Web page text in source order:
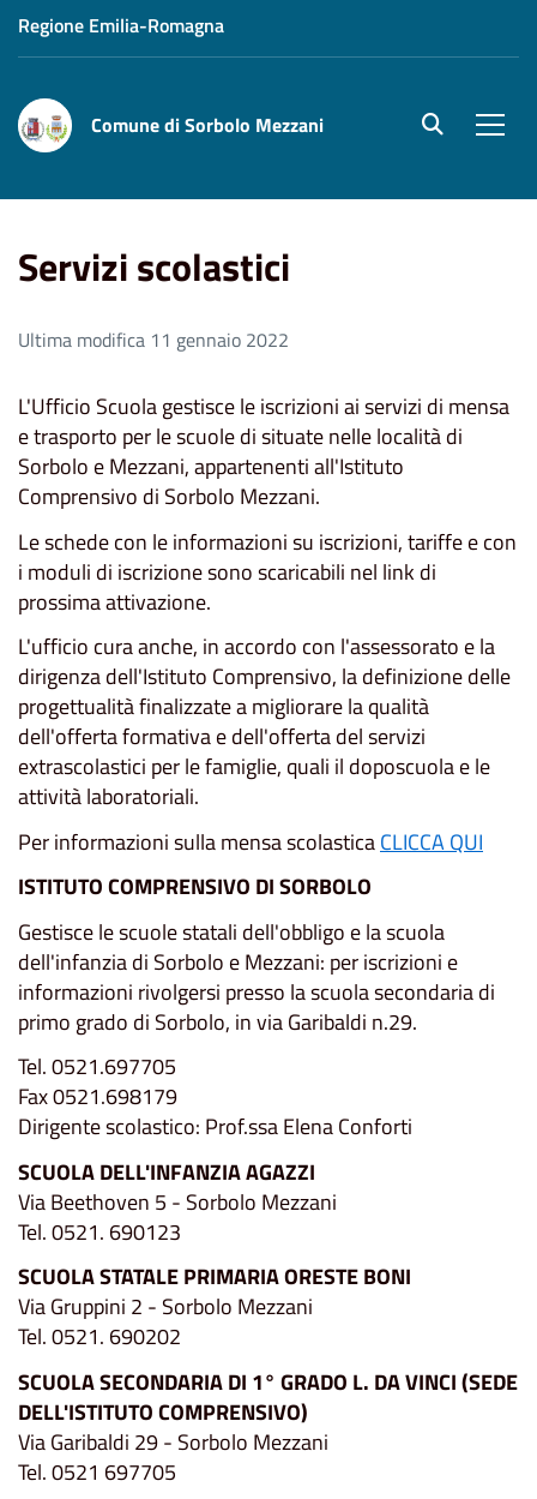
Regione Emilia-Romagna
Comune di Sorbolo Mezzani site.searc
Servizi scolastici
Ultima modifica 11 gennaio 2022
L'Ufficio Scuola gestisce le iscrizioni ai servizi di mensa
e trasporto per le scuole di situate nelle località di
Sorbolo e Mezzani, appartenenti all'Istituto
Comprensivo di Sorbolo Mezzani.
Le schede con le informazioni su iscrizioni, tariffe e con
i moduli di iscrizione sono scaricabili nel link di
prossima attivazione.
L'ufficio cura anche, in accordo con l'assessorato e la
dirigenza dell'Istituto Comprensivo, la definizione delle
progettualità finalizzate a migliorare la qualità
dell'offerta formativa e dell'offerta del servizi
extrascolastici per le famiglie, quali il doposcuola e le
attività laboratoriali.
Per informazioni sulla mensa scolasticaCLICCA QUI
ISTITUTO COMPRENSIVO DI SORBOLO
Gestisce le scuole statali dell'obbligo e la scuola
dell'infanzia di Sorbolo e Mezzani: per iscrizioni e
informazioni rivolgersi presso la scuola secondaria di
primo grado di Sorbolo, in via Garibaldi n.29.
Tel. 0521.697705
Fax 0521.698179
Dirigente scolastico: Prof.ssa Elena Conforti
SCUOLA DELL'INFANZIA AGAZZI
Via Beethoven 5 - Sorbolo Mezzani
Tel. 0521. 690123
SCUOLA STATALE PRIMARIA ORESTE BONI
Via Gruppini 2 - Sorbolo Mezzani
Tel. 0521. 690202
SCUOLA SECONDARIA DI 1° GRADO L. DA VINCI (SEDE
DELL'ISTITUTO COMPRENSIVO)
Via Garibaldi 29 - Sorbolo Mezzani
Tel. 0521 697705